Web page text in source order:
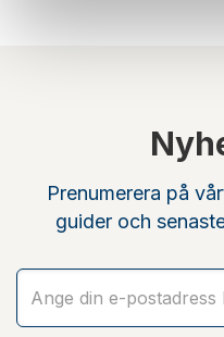
Prenumerera på
guider och